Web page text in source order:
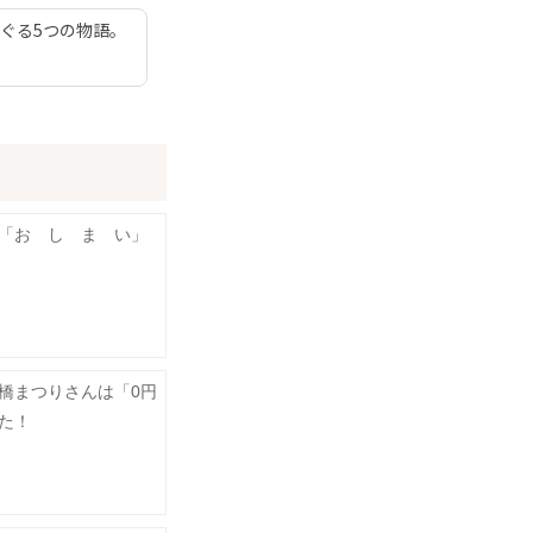
る5つの物語。
「お し ま い」
まつりさんは「0円
！